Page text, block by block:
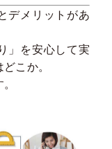
デメリットがあ
」を安心して実
こか。